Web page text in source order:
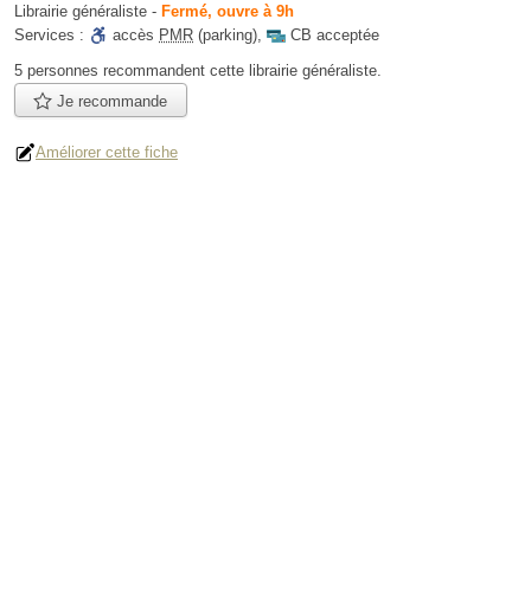
Librairie généraliste - Fermé, ouvre à 9h
Services :
accès PMR (parking),
CB acceptée
5 personnes recommandent cette librairie généraliste.
Je recommande
Améliorer cette fiche